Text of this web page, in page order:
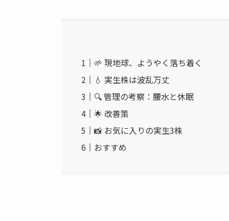
🌱 現地球、ようやく落ち着く
💧 実生株は波乱万丈
🔍 管理の考察：腰水と休眠
🌟 改善策
📸 お気に入りの実生3株
おすすめ